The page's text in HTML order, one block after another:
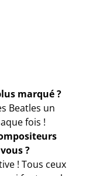
marqué ?
Beatles un
fois !
?
! Tous ceux